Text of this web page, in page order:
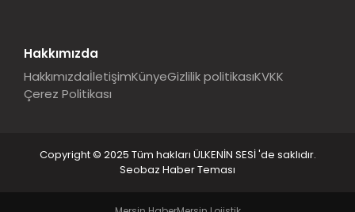
Hakkımızda
HakkımızdaİletişimKünyeGizlilik politikasıKVKK
Çerez Politikası
Copyright © 2025 Tüm hakları ÜLKENİN SESİ 'de saklıdır.
Seobaz Haber Teması